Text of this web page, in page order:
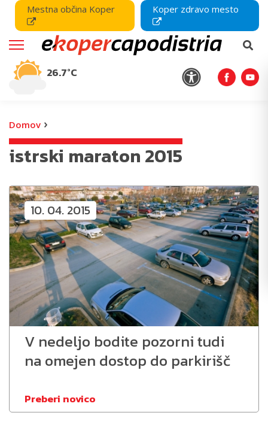
Mestna občina Koper Koper zdravo mesto
26.7°C
Domov ›
istrski maraton 2015
10. 04. 2015
V nedeljo bodite pozorni tudi
na omejen dostop do parkirišč
Preberi novico